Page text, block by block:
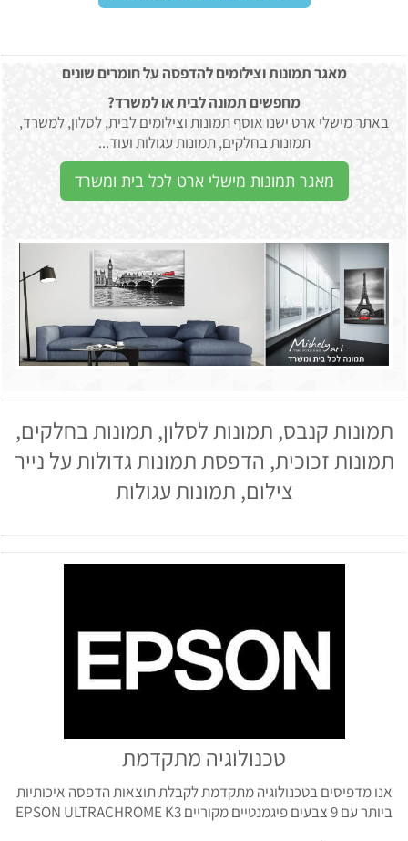
מאגר תמונות וצילומים להדפסה על חומרים שונים
מחפשים תמונה לבית או למשרד?
באתר מישלי ארט ישנו אוסף תמונות וצילומים לבית, לסלון, למשרד,
תמונות בחלקים, תמונות עגולות ועוד...
מאגר תמונות מישלי ארט לכל בית ומשרד
תמונות קנבס, תמונות לסלון, תמונות בחלקים,
תמונות זכוכית, הדפסת תמונות גדולות על נייר
צילום, תמונות עגולות
טכנולוגיה מתקדמת
אנו מדפיסים בטכנולוגיה מתקדמת לקבלת תוצאות הדפסה איכותיות
ביותר עם 9 צבעים פיגמנטיים מקוריים EPSON ULTRACHROME K3